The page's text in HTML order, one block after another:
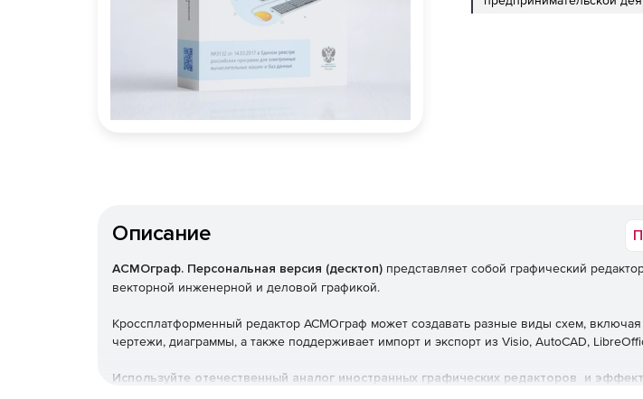
Описание
АСМОграф. Персональная версия (десктоп) представляет собой графический
векторной инженерной и деловой графикой.
Кроссплатформенный редактор АСМОграф может создавать разные виды схем,
чертежи, диаграммы, а также поддерживает импорт и экспорт из Visio, AutoCAD,
Используйте отечественный аналог иностранных графических редакторов и